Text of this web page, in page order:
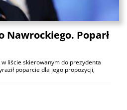
Nawrockiego. Poparł
liście skierowanym do prezydenta
poparcie dla jego propozycji,